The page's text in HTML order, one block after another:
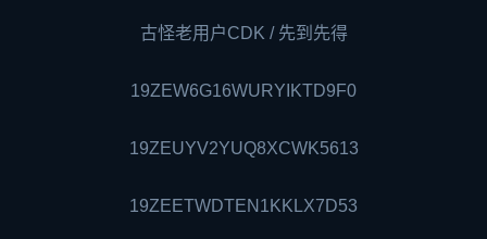
古怪老用户CDK / 先到先得
19ZEW6G16WURYIKTD9F0
19ZEUYV2YUQ8XCWK5613
19ZEETWDTEN1KKLX7D53